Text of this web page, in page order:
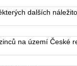
dalších
na území České